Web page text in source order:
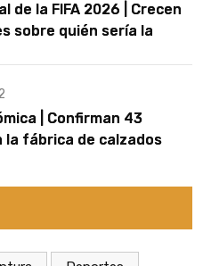
de la FIFA 2026 | Crecen
sobre quién sería la
| Confirman 43
la fábrica de calzados